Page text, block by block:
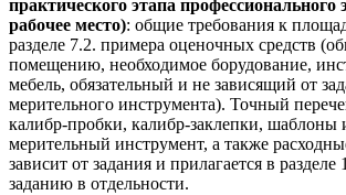
практического этапа профессионального
рабочее место): общие требования к
разделе 7.2. примера оценочных средств
помещению, необходимое борудование,
мебель, обязательный и не зависящий от
мерительного инструмента). Точный
калибр-пробки, калибр-заклепки, шаблоны
мерительный инструмент, а также
зависит от задания и прилагается в
заданию в отдельности.